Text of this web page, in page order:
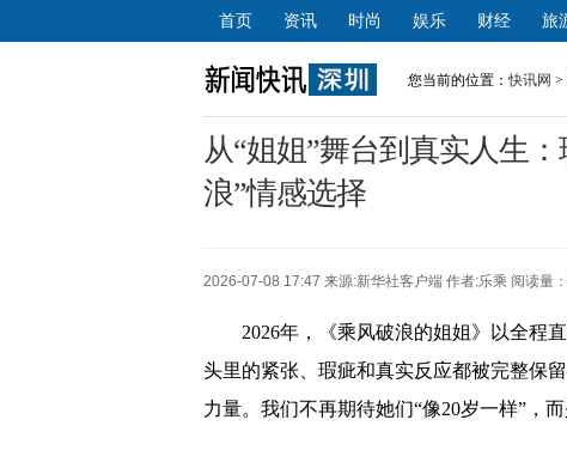
首页 资讯 时尚 娱乐 财经 旅
您当前的位置：快讯网 >
从“姐姐”舞台到真实人生
浪”情感选择
2026-07-08 17:47 来源:新华社客户端作者:乐乘 阅读量
2026年，《乘风破浪的姐姐》以全程
头里的紧张、瑕疵和真实反应都被完整保
力量。我们不再期待她们“像20岁一样”，